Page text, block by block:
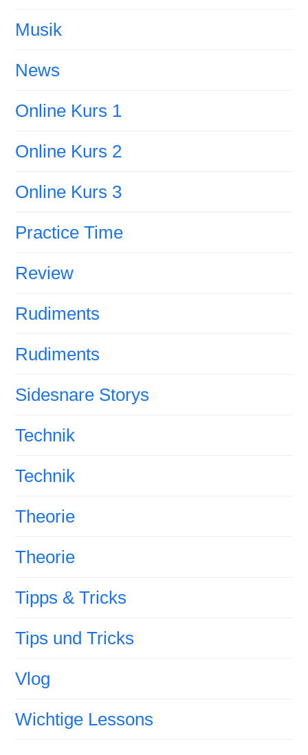
Musik
News
Online Kurs 1
Online Kurs 2
Online Kurs 3
Practice Time
Review
Rudiments
Rudiments
Sidesnare Storys
Technik
Technik
Theorie
Theorie
Tipps & Tricks
Tips und Tricks
Vlog
Wichtige Lessons